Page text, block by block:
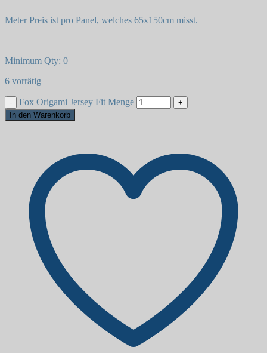
Meter Preis ist pro Panel, welches 65x150cm misst.
Minimum Qty: 0
6 vorrätig
Fox Origami Jersey Fit Menge
In den Warenkorb